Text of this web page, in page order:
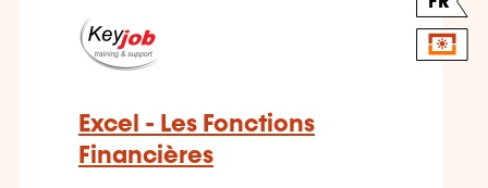
Excel - Les Fonctions
Financières